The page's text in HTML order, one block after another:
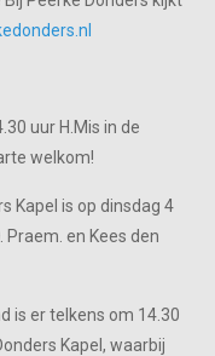
uur H.Mis in de
welkom!
Kapel is op dinsdag 4
Praem. en Kees den
is er telkens om 14.30
Kapel, waarbij